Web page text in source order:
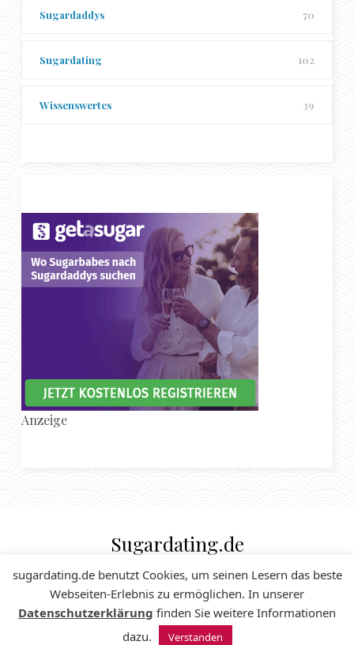
Sugardaddys 70
Sugardating 102
Wissenswertes 39
Anzeige
Sugardating.de
SUGAR DADDY & SUGAR BABE MAGAZIN
Impressum
Datenschutzerklärung
© 2024 Sugardating.de
sugardating.de benutzt Cookies, um seinen Lesern das beste
Webseiten-Erlebnis zu ermöglichen. In unserer
Datenschutzerklärung finden Sie weitere Informationen
dazu.
Verstanden